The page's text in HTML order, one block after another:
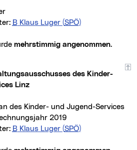
BKlaus Luger (SPÖ)
mehrstimmig angenommen.
des Kinder-
Linz
des Kinder- und Jugend-Services
2019
BKlaus Luger (SPÖ)